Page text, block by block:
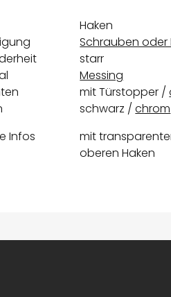
Haken
Schrauben oder
starr
Messing
mit Türstopper
schwarz
chrom
Infos
mit
oberen Haken